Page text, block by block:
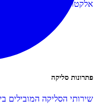
אלקטרוני
פתרונות סליקה
שירותי הסליקה המובילים